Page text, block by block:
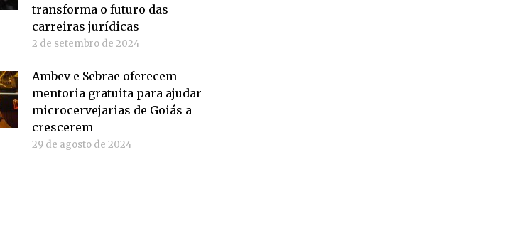
transforma o futuro das
carreiras jurídicas
2 de setembro de 2024
Ambev e Sebrae oferecem
mentoria gratuita para ajudar
microcervejarias de Goiás a
crescerem
29 de agosto de 2024